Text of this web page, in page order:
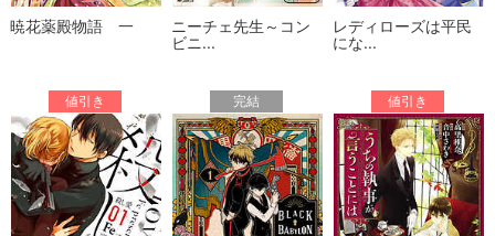
暁花薬殿物語 一
ニーチェ先生～コン
ビニ...
レディローズは平民
にな...
値引き 完結 値引き